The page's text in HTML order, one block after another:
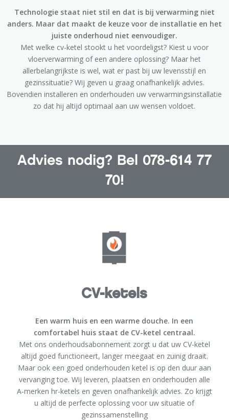
Technologie staat niet stil en dat is bij verwarming niet
anders. Maar dat maakt de keuze voor de installatie en het
juiste onderhoud niet eenvoudiger.
Met welke cv-ketel stookt u het voordeligst? Kiest u voor
vloerverwarming of een andere oplossing? Maar het
allerbelangrijkste is wel, wat er past bij uw levensstijl en
gezinssituatie? Wij geven u graag onafhankelijk advies.
Bovendien installeren en onderhouden uw verwarmingsinstallatie
zo dat hij altijd optimaal aan uw wensen voldoet.
Advies nodig? Bel 078-614 77
70!
CV-ketels
Een warm huis en een warme douche. In een
comfortabel huis staat de CV-ketel centraal.
Met ons onderhoudsabonnement zorgt u dat uw CV-ketel
altijd goed functioneert, langer meegaat en zuinig draait.
Maar ook een goed onderhouden ketel is op den duur aan
vervanging toe. Wij leveren, plaatsen en onderhouden alle
A-merken hr-ketels en geven onafhankelijk advies. Zo krijgt
u altijd de perfecte oplossing voor uw situatie of
gezinssamenstelling